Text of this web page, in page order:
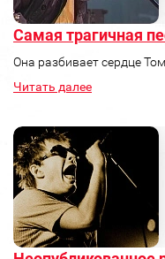
Самая трагичная
Она разбивает сердце
Читать далее